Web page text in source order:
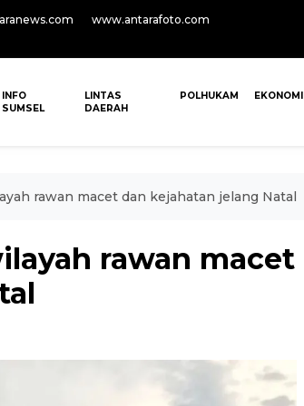
www.antarafoto.com
INFO
SUMSEL
LINTAS
DAERAH
POLHUKAM EKONOMI
rawan macet dan kejahatan jelang Natal
rawan macet